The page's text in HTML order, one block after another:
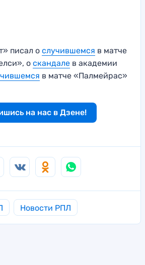
писал о случившемся в матче
о скандале в академии
в матче «Палмейрас»
на нас в Дзене!
Новости РПЛ